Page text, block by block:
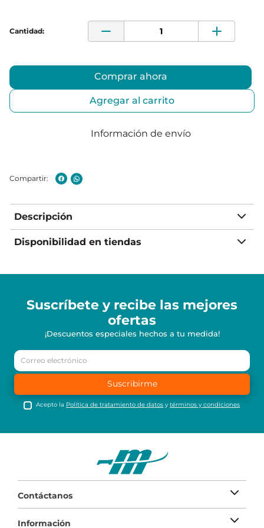
Comprar ahora
Agregar al carrito
Información de envío
Descripción
Disponibilidad en tiendas
Suscríbete y recibe las mejores
ofertas
¡Descuentos especiales hechos a tu medida!
Suscribirme
Acepto la Política de tratamiento de datos ytérminos y condiciones
Contáctanos
Información